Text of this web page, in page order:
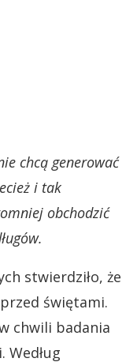
chcą generować
i tak
obchodzić
stwierdziło, że
świętami.
chwili badania
Według